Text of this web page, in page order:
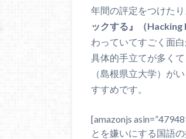
年間の評定をつけた
ックする』（Hacking
わっていてすごく面
具体的手立てが多く
（島根県立大学）が
すすめです。
[amazonjs
とを嫌いにする国語